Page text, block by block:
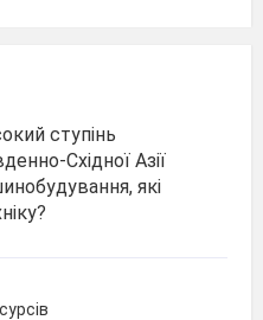
ступінь
Східної Азії
які